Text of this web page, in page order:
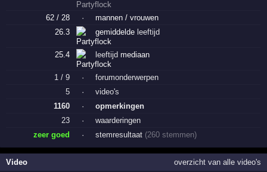
62 / 28 ·
mannen / vrouwen
26.3
gemiddeldeleeftijd
25.4 leeftijd mediaan
1 / 9 ·
forumonderwerpen
5
·
video's
1160
·
opmerkingen
23
·
waarderingen
zeer goed
· stemresultaat (260 stemmen)
Video overzicht van alle video's